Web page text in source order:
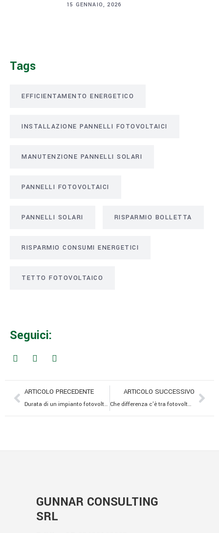
15 GENNAIO, 2026
Tags
EFFICIENTAMENTO ENERGETICO
INSTALLAZIONE PANNELLI FOTOVOLTAICI
MANUTENZIONE PANNELLI SOLARI
PANNELLI FOTOVOLTAICI
PANNELLI SOLARI RISPARMIO BOLLETTA
RISPARMIO CONSUMI ENERGETICI
TETTO FOTOVOLTAICO
Seguici:
ARTICOLO PRECEDENTE
Durata di un impianto fotovoltaico: quanto dura davvero e come mantenerlo efficiente nel tempo
ARTICOLO SUCCESSIVO
Che differenza c’è tra fotovoltaico e agrivoltaico?
GUNNAR CONSULTING
SRL